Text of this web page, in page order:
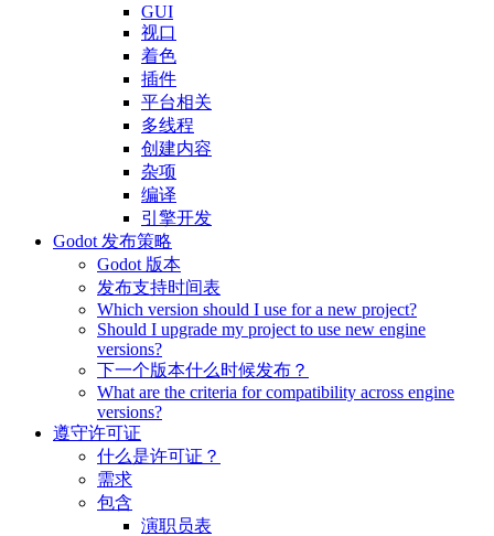
GUI
视口
着色
插件
平台相关
多线程
创建内容
杂项
编译
引擎开发
Godot 发布策略
Godot 版本
发布支持时间表
Which version should I use for a new project?
Should I upgrade my project to use new engine
versions?
下一个版本什么时候发布？
What are the criteria for compatibility across engine
versions?
遵守许可证
什么是许可证？
需求
包含
演职员表